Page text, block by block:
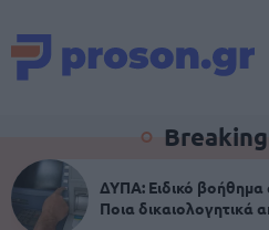
ΔΥΠΑ: Ειδικό βοήθημα
Ποια δικαιολογητικά